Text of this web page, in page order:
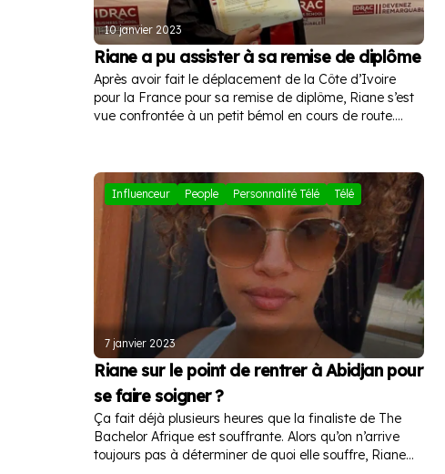
10 janvier 2023
Riane a pu assister à sa remise de diplôme
Après avoir fait le déplacement de la Côte d’Ivoire
pour la France pour sa remise de diplôme, Riane s’est
vue confrontée à un petit bémol en cours de route.
Influenceur People Personnalité Télé Télé
7 janvier 2023
Riane sur le point de rentrer à Abidjan pour
se faire soigner ?
Ça fait déjà plusieurs heures que la finaliste de The
Bachelor Afrique est souffrante. Alors qu’on n’arrive
toujours pas à déterminer de quoi elle souffre, Riane